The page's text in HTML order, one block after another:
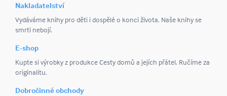
Nakladatelství
Vydáváme knihy pro děti i dospělé o konci života. Naše knihy se
smrti nebojí.
E-shop
Kupte si výrobky z produkce Cesty domů a jejích přátel. Ručíme za
originalitu.
Dobročinné obchody